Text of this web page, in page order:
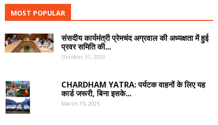
MOST POPULAR
संसदीय कार्यमंत्री प्रेमचंद अग्रवाल की अध्यक्षता में हुई
प्रवर समिति की...
October 31, 2023
CHARDHAM YATRA: पर्यटक वाहनों के लिए यह
कार्ड जरूरी, बिना इसके...
March 15, 2025